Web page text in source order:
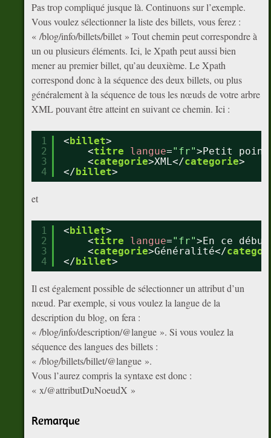
Pas trop compliqué jusque là. Continuons sur l’exemple.
Vous voulez sélectionner la liste des billets, vous ferez :
« /blog/info/billets/billet » Tout chemin peut correspondre à
un ou plusieurs éléments. Ici, le Xpath peut aussi bien
mener au premier billet, qu’au deuxième. Le Xpath
correspond donc à la séquence des deux billets, ou plus
généralement à la séquence de tous les nœuds de votre arbre
XML pouvant être atteint en suivant ce chemin. Ici :
1
2
3
4
<billet>
<titre langue="fr">Petit point
<categorie>XML</categorie>
</billet>
et
1
2
3
4
<billet>
<titre langue="fr">En ce
<categorie>Généralité</
</billet>
Il est également possible de sélectionner un attribut d’un
nœud. Par exemple, si vous voulez la langue de la
description du blog, on fera :
« /blog/info/description/@langue ». Si vous voulez la
séquence des langues des billets :
« /blog/billets/billet/@langue ».
Vous l’aurez compris la syntaxe est donc :
« x/@attributDuNoeudX »
Remarque